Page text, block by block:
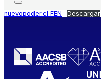
nuevopoder.cl FEN Descargar